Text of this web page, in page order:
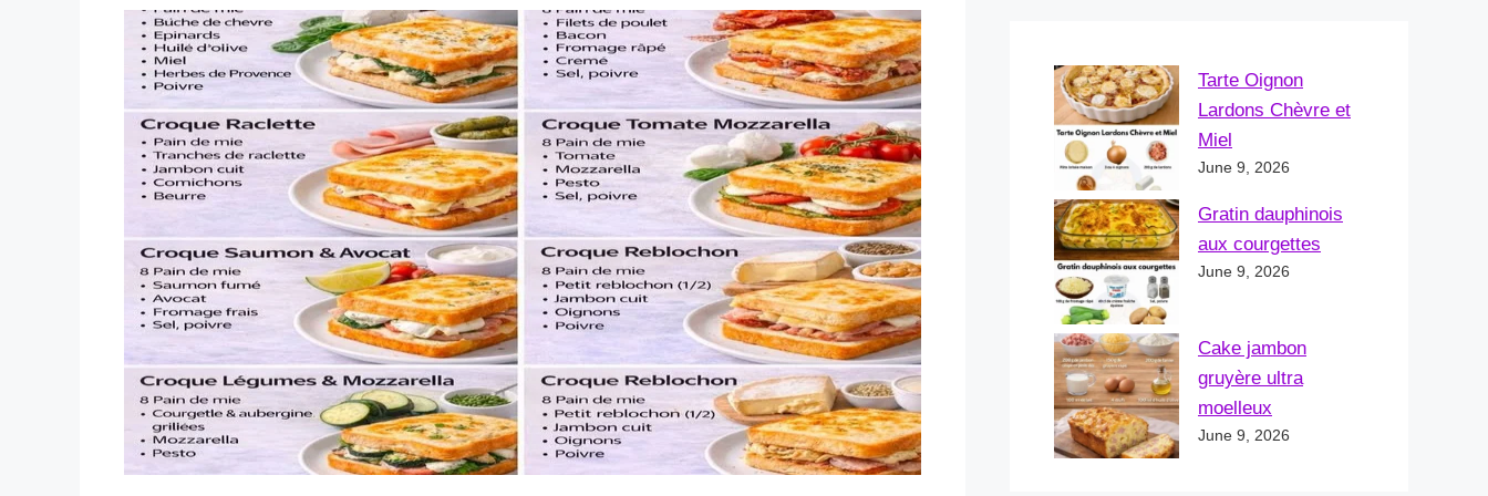
Tarte Oignon
Lardons Chèvre et
Miel
June 9, 2026
Gratin dauphinois
aux courgettes
June 9, 2026
Cake jambon
gruyère ultra
moelleux
June 9, 2026